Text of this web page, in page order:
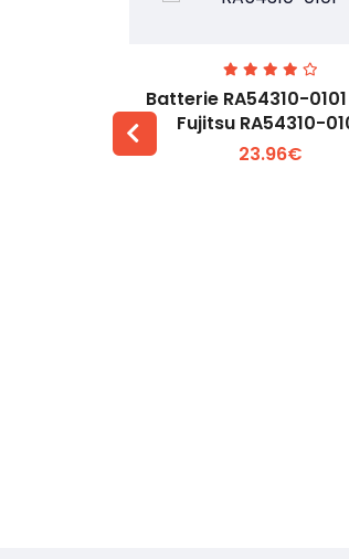
Voir plus +
Batterie RA54310-
Fujitsu RA54310-
23.96€